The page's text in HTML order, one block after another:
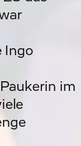
Ingo
im